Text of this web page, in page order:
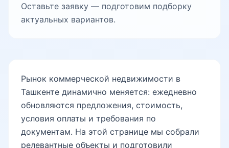
Оставьте заявку — подготовим подборку
актуальных вариантов.
Рынок коммерческой недвижимости в
Ташкенте динамично меняется: ежедневно
обновляются предложения, стоимость,
условия оплаты и требования по
документам. На этой странице мы собрали
релевантные объекты и подготовили